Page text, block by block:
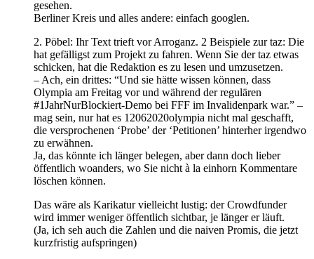
gesehen.
Berliner Kreis und alles andere: einfach googlen.
2. Pöbel: Ihr Text trieft vor Arroganz. 2 Beispiele zur taz: Die
hat gefälligst zum Projekt zu fahren. Wenn Sie der taz etwas
schicken, hat die Redaktion es zu lesen und umzusetzen.
– Ach, ein drittes: “Und sie hätte wissen können, dass
Olympia am Freitag vor und während der regulären
#1JahrNurBlockiert-Demo bei FFF im Invalidenpark war.” –
mag sein, nur hat es 12062020olympia nicht mal geschafft,
die versprochenen ‘Probe’ der ‘Petitionen’ hinterher irgendwo
zu erwähnen.
Ja, das könnte ich länger belegen, aber dann doch lieber
öffentlich woanders, wo Sie nicht à la einhorn Kommentare
löschen können.
Das wäre als Karikatur vielleicht lustig: der Crowdfunder
wird immer weniger öffentlich sichtbar, je länger er läuft.
(Ja, ich seh auch die Zahlen und die naiven Promis, die jetzt
kurzfristig aufspringen)